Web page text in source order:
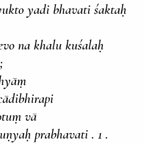
yadi bhavati śaktaḥ
na khalu kuśalaḥ
vā
prabhavati . 1 .